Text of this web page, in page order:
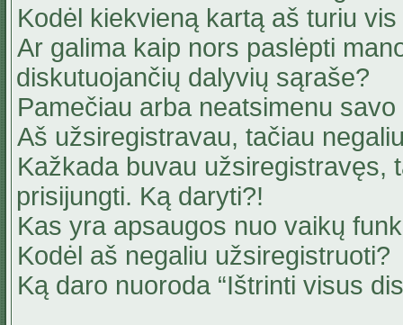
Kodėl kiekvieną kartą aš turiu
Ar galima kaip nors paslėpti
diskutuojančių dalyvių sąraše?
Pamečiau arba neatsimenu
Aš užsiregistravau, tačiau
Kažkada buvau užsiregistravęs,
prisijungti. Ką daryti?!
Kas yra apsaugos nuo vaikų
Kodėl aš negaliu užsiregistruoti?
Ką daro nuoroda “Ištrinti visus